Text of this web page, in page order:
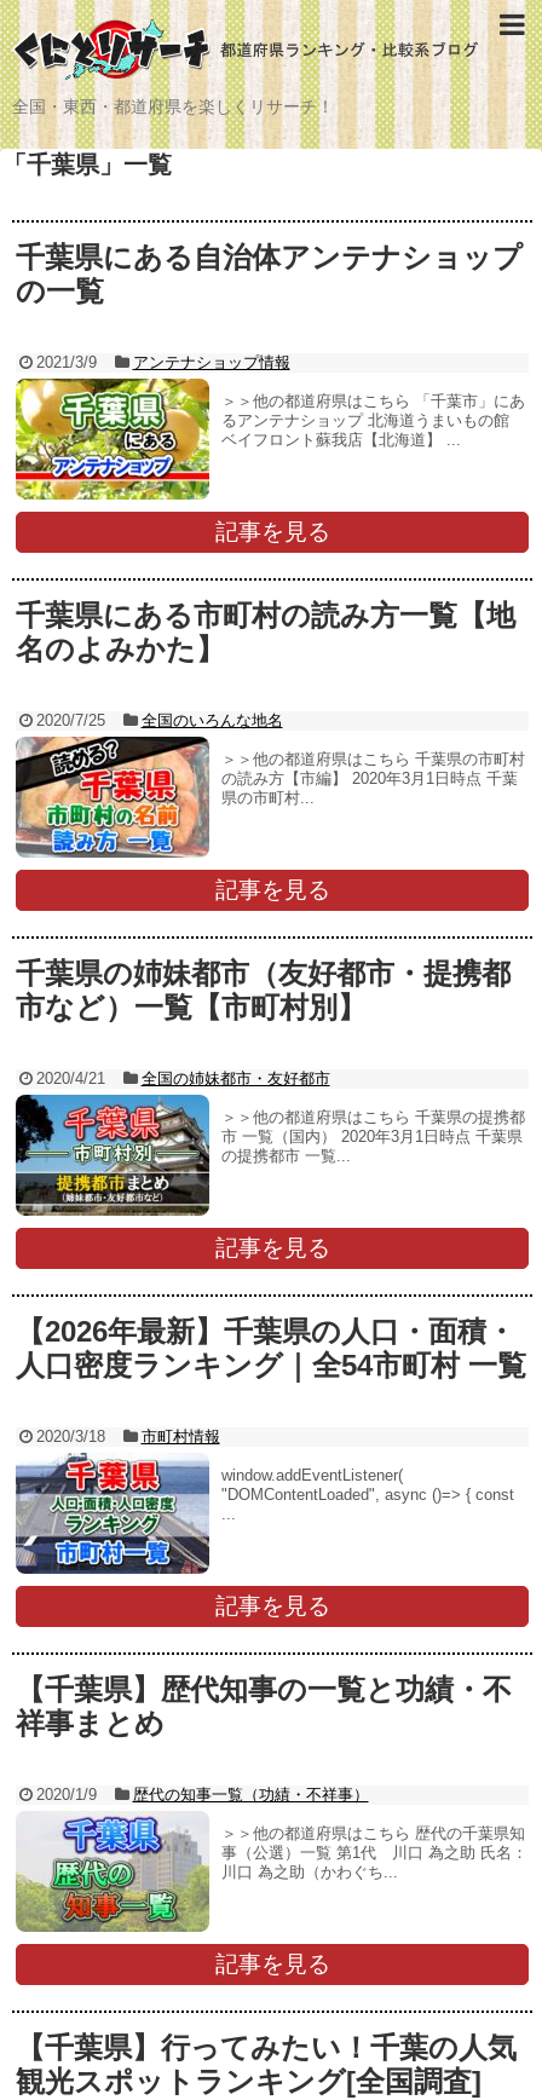
全国・東西・都道府県を楽しくリサーチ！
「 千葉県 」 一覧
千葉県にある自治体アンテナショップ
の一覧
2021/3/9 アンテナショップ情報
＞＞他の都道府県はこちら 「千葉市」にあ
るアンテナショップ 北海道うまいもの館
ベイフロント蘇我店【北海道】 ...
記事を見る
千葉県にある市町村の読み方一覧【地
名のよみかた】
2020/7/25 全国のいろんな地名
＞＞他の都道府県はこちら 千葉県の市町村
の読み方【市編】 2020年3月1日時点 千葉
県の市町村...
記事を見る
千葉県の姉妹都市（友好都市・提携都
市など）一覧【市町村別】
2020/4/21 全国の姉妹都市・友好都市
＞＞他の都道府県はこちら 千葉県の提携都
市 一覧（国内） 2020年3月1日時点 千葉県
の提携都市 一覧...
記事を見る
【2026年最新】千葉県の人口・面積・
人口密度ランキング｜全54市町村 一覧
2020/3/18 市町村情報
window.addEventListener(
"DOMContentLoaded", async ()=> { const
...
記事を見る
【千葉県】歴代知事の一覧と功績・不
祥事まとめ
2020/1/9 歴代の知事一覧（功績・不祥事）
＞＞他の都道府県はこちら 歴代の千葉県知
事（公選）一覧 第1代 川口 為之助 氏名：
川口 為之助（かわぐち...
記事を見る
【千葉県】行ってみたい！千葉の人気
観光スポットランキング[全国調査]